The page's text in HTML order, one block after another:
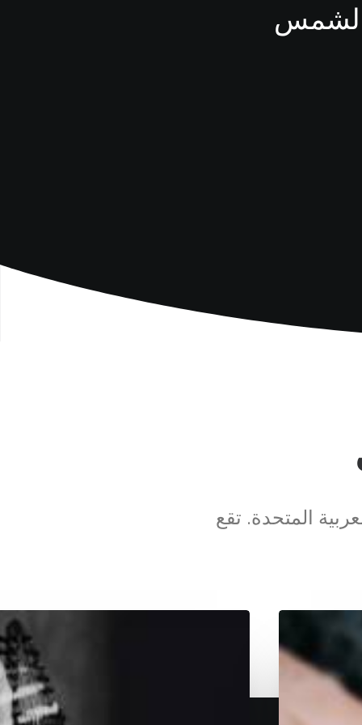
المتحدة. تقع